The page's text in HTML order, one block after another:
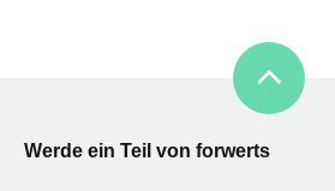
neuer Geschäftsprozesse und
innovativer Lösungen den sich
Werde ein Teil von forwerts